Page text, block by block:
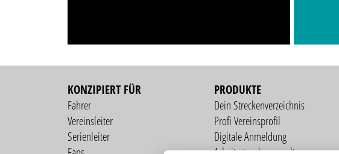
KONZIPIERT FÜR
Fahrer
Vereinsleiter
Serienleiter
PRODUKTE
Dein Streckenverzeichnis
Profi Vereinsprofil
Digitale Anmeldung